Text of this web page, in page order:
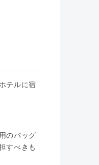
テルに宿
のバッグ
すべきも